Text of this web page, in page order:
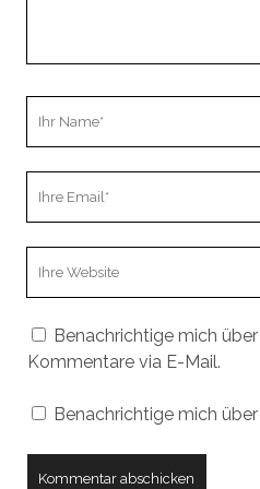
Benachrichtige mich
Kommentare via E-Mail.
Benachrichtige mich